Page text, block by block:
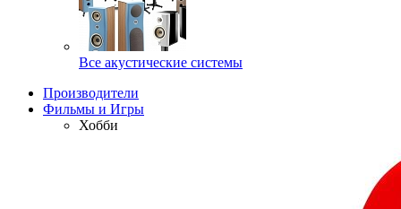
Все акустические системы
Производители
Фильмы и Игры
Хобби